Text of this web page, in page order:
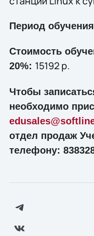
Период
Стоимость
20%: 15192 р.
Чтобы
необходимо
отдел продаж
телефону: